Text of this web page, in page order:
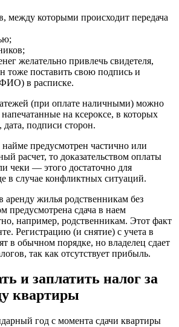
между которыми происходит передача
желательно привлечь свидетеля,
тоже поставить свою подпись и
в расписке.
(при оплате наличными) можно
на ксероксе, в которых
дата, подписи сторон.
предусмотрен частично или
расчет, то доказательством оплаты
чеки — этого достаточно для
в случае конфликтных ситуаций.
аренду жилья родственникам без
предусмотрена сдача в наем
например, родственникам. Этот факт
Регистрацию (и снятие) с учета в
в обычном порядке, но владелец сдает
так как отсутствует прибыль.
и заплатить налог за
квартиры
год с момента сдачи квартиры